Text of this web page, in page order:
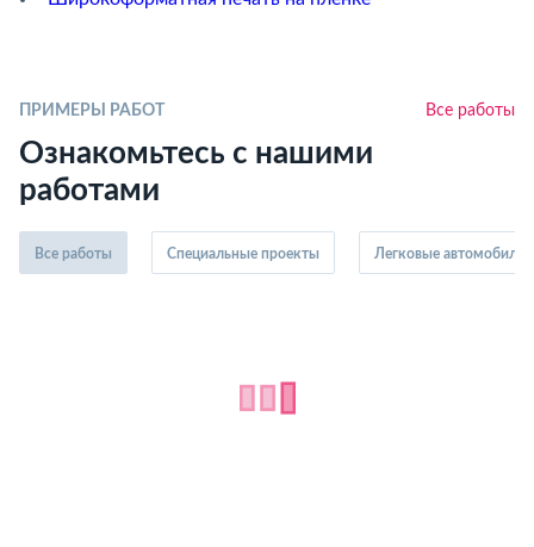
ПРИМЕРЫ РАБОТ Все работы
Ознакомьтесь с нашими
работами
Все работы Специальные проекты Легковые автомобили